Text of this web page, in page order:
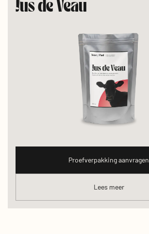
Jus de Veau
Proefverpakking aanvragen
Lees meer